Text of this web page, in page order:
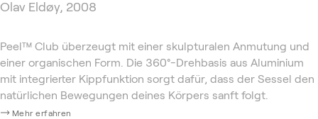
Olav Eldøy, 2008
Peel™ Club überzeugt mit einer skulpturalen Anmutung und
einer organischen Form. Die 360°-Drehbasis aus Aluminium
mit integrierter Kippfunktion sorgt dafür, dass der Sessel den
natürlichen Bewegungen deines Körpers sanft folgt.
Mehr erfahren